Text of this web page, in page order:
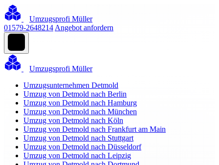
Umzugsprofi Müller
01579-2648214 Angebot anfordern
Umzugsprofi Müller
Umzugsunternehmen Detmold
Umzug von Detmold nach Berlin
Umzug von Detmold nach Hamburg
Umzug von Detmold nach München
Umzug von Detmold nach Köln
Umzug von Detmold nach Frankfurt am Main
Umzug von Detmold nach Stuttgart
Umzug von Detmold nach Düsseldorf
Umzug von Detmold nach Leipzig